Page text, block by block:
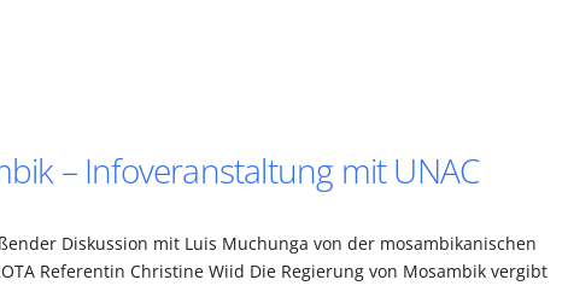
– Infoveranstaltung mit UNAC
Diskussion mit Luis Muchunga von der mosambikanischen
Referentin Christine Wiid Die Regierung von Mosambik vergibt